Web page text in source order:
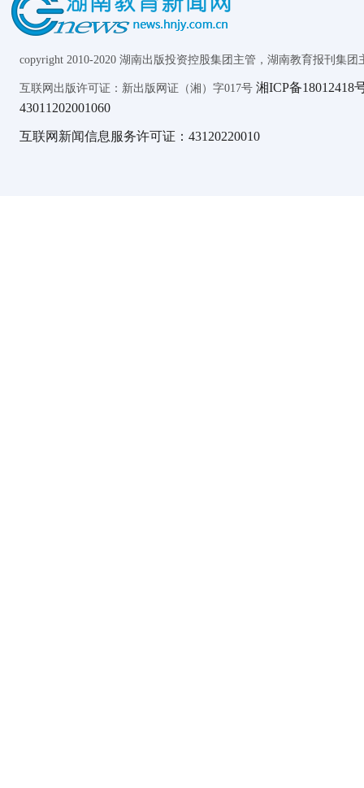
copyright 2010-2020 湖南出版投资控股集团主管，湖南教育报刊集团
互联网出版许可证：新出版网证（湘）字017号 湘ICP备18012418
43011202001060
互联网新闻信息服务许可证：43120220010